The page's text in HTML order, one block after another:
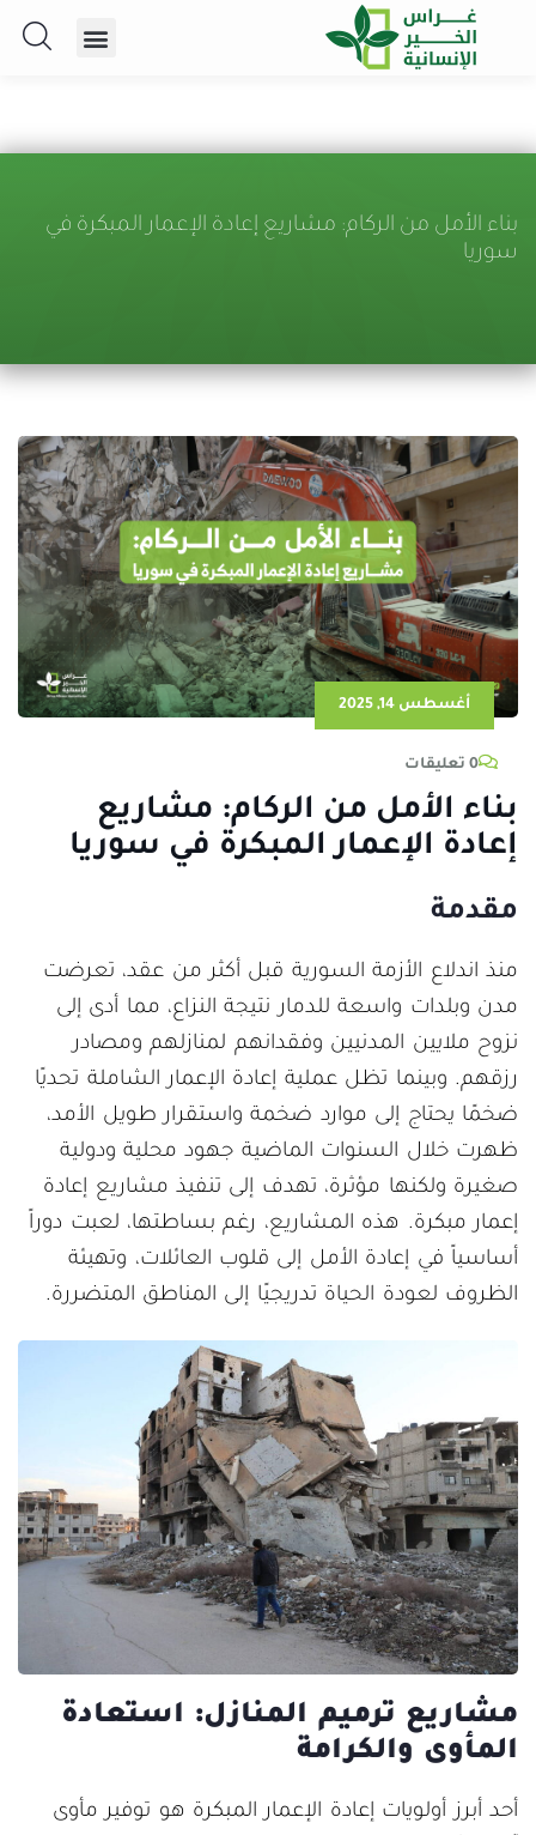
بناء الأمل من الركام: مشاريع إعادة الإعمار المبكرة في
سوريا
أغسطس 14, 2025
0 تعليقات
بناء الأمل من الركام: مشاريع
إعادة الإعمار المبكرة في سوريا
مقدمة
منذ اندلاع الأزمة السورية قبل أكثر من عقد، تعرضت
مدن وبلدات واسعة للدمار نتيجة النزاع، مما أدى إلى
نزوح ملايين المدنيين وفقدانهم لمنازلهم ومصادر
رزقهم. وبينما تظل عملية إعادة الإعمار الشاملة تحديًا
ضخمًا يحتاج إلى موارد ضخمة واستقرار طويل الأمد،
ظهرت خلال السنوات الماضية جهود محلية ودولية
صغيرة ولكنها مؤثرة، تهدف إلى تنفيذ مشاريع إعادة
إعمار مبكرة. هذه المشاريع، رغم بساطتها، لعبت دوراً
أساسياً في إعادة الأمل إلى قلوب العائلات، وتهيئة
الظروف لعودة الحياة تدريجيًا إلى المناطق المتضررة.
مشاريع ترميم المنازل: استعادة
المأوى والكرامة
أحد أبرز أولويات إعادة الإعمار المبكرة هو توفير مأوى